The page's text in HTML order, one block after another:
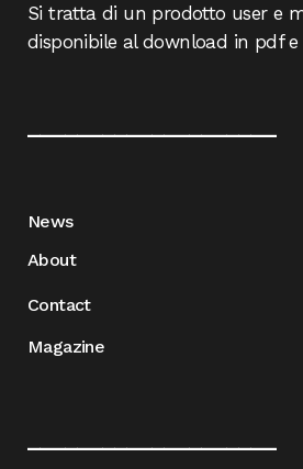
Si tratta di un prodotto user e
disponibile al download in pdf
News
About
Contact
Magazine